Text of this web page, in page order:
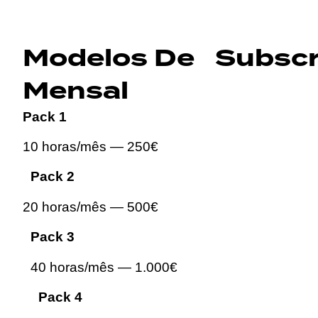
Modelos De
Mensal
Pack 1
10 horas/mês — 250€
Pack 2
20 horas/mês — 500€
Pack 3
40 horas/mês — 1.000€
Pack 4